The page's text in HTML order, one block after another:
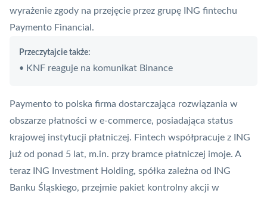
wyrażenie zgody na przejęcie przez grupę ING fintechu
Paymento Financial.
Przeczytajcie także:
• KNF reaguje na komunikat Binance
Paymento to polska firma dostarczająca rozwiązania w
obszarze płatności w e-commerce, posiadająca status
krajowej instytucji płatniczej. Fintech współpracuje z ING
już od ponad 5 lat, m.in. przy bramce płatniczej imoje. A
teraz ING Investment Holding, spółka zależna od ING
Banku Śląskiego, przejmie pakiet kontrolny akcji w